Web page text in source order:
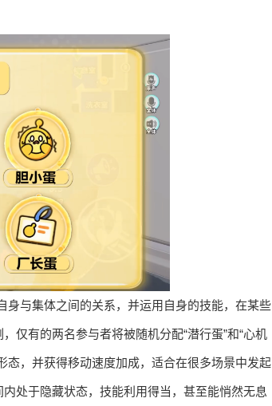
与集体之间的关系，并运用自身的技能，在某些
仅有的两名参与者将被随机分配“潜行蛋”和“心机
态，并获得移动速度加成，适合在很多场景中发起
处于隐藏状态，技能利用得当，甚至能悄然无息